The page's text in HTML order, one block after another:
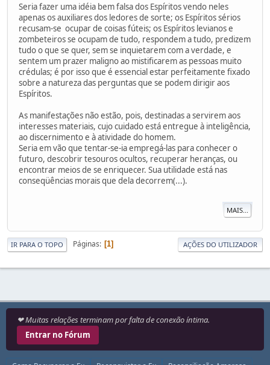
Seria fazer uma idéia bem falsa dos Espíritos vendo neles
apenas os auxiliares dos ledores de sorte; os Espíritos sérios
recusam-se ocupar de coisas fúteis; os Espíritos levianos e
zombeteiros se ocupam de tudo, respondem a tudo, predizem
tudo o que se quer, sem se inquietarem com a verdade, e
sentem um prazer maligno ao mistificarem as pessoas muito
crédulas; é por isso que é essencial estar perfeitamente fixado
sobre a natureza das perguntas que se podem dirigir aos
Espíritos.
As manifestações não estão, pois, destinadas a servirem aos
interesses materiais, cujo cuidado está entregue à inteligência,
ao discernimento e à atividade do homem.
Seria em vão que tentar-se-ia empregá-las para conhecer o
futuro, descobrir tesouros ocultos, recuperar heranças, ou
encontrar meios de se enriquecer. Sua utilidade está nas
conseqüências morais que dela decorrem(...).
MAIS...
IR PARA O TOPO Páginas 1 AÇÕES DO UTILIZADOR
❤ Muitas relações terminam por falta de conexão íntima.
Entrar no Fórum